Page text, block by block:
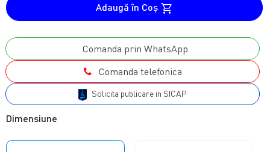
Adaugă în Coş
Comanda prin WhatsApp
Comanda telefonica
Solicita publicare in SICAP
Dimensiune